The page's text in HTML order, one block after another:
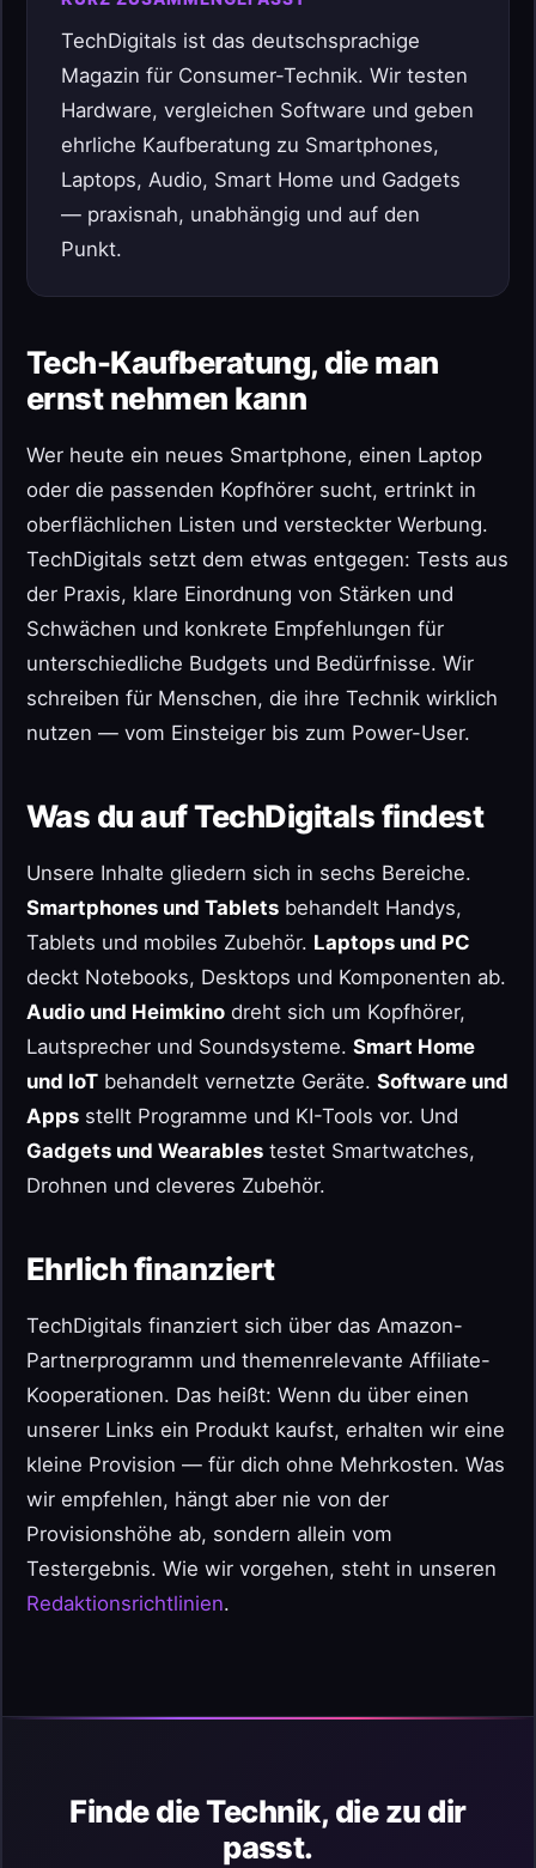
TechDigitals ist das deutschsprachige
Magazin für Consumer-Technik. Wir testen
Hardware, vergleichen Software und geben
ehrliche Kaufberatung zu Smartphones,
Laptops, Audio, Smart Home und Gadgets
— praxisnah, unabhängig und auf den
Punkt.
Tech-Kaufberatung, die man
ernst nehmen kann
Wer heute ein neues Smartphone, einen Laptop
oder die passenden Kopfhörer sucht, ertrinkt in
oberflächlichen Listen und versteckter Werbung.
TechDigitals setzt dem etwas entgegen: Tests aus
der Praxis, klare Einordnung von Stärken und
Schwächen und konkrete Empfehlungen für
unterschiedliche Budgets und Bedürfnisse. Wir
schreiben für Menschen, die ihre Technik wirklich
nutzen — vom Einsteiger bis zum Power-User.
Was du auf TechDigitals findest
Unsere Inhalte gliedern sich in sechs Bereiche.
Smartphones und Tablets behandelt Handys,
Tablets und mobiles Zubehör. Laptops und PC
deckt Notebooks, Desktops und Komponenten ab.
Audio und Heimkino dreht sich um Kopfhörer,
Lautsprecher und Soundsysteme. Smart Home
und IoT behandelt vernetzte Geräte. Software und
Apps stellt Programme und KI-Tools vor. Und
Gadgets und Wearables testet Smartwatches,
Drohnen und cleveres Zubehör.
Ehrlich finanziert
TechDigitals finanziert sich über das Amazon-
Partnerprogramm und themenrelevante Affiliate-
Kooperationen. Das heißt: Wenn du über einen
unserer Links ein Produkt kaufst, erhalten wir eine
kleine Provision — für dich ohne Mehrkosten. Was
wir empfehlen, hängt aber nie von der
Provisionshöhe ab, sondern allein vom
Testergebnis. Wie wir vorgehen, steht in unseren
Redaktionsrichtlinien.
Finde die Technik, die zu dir
passt.